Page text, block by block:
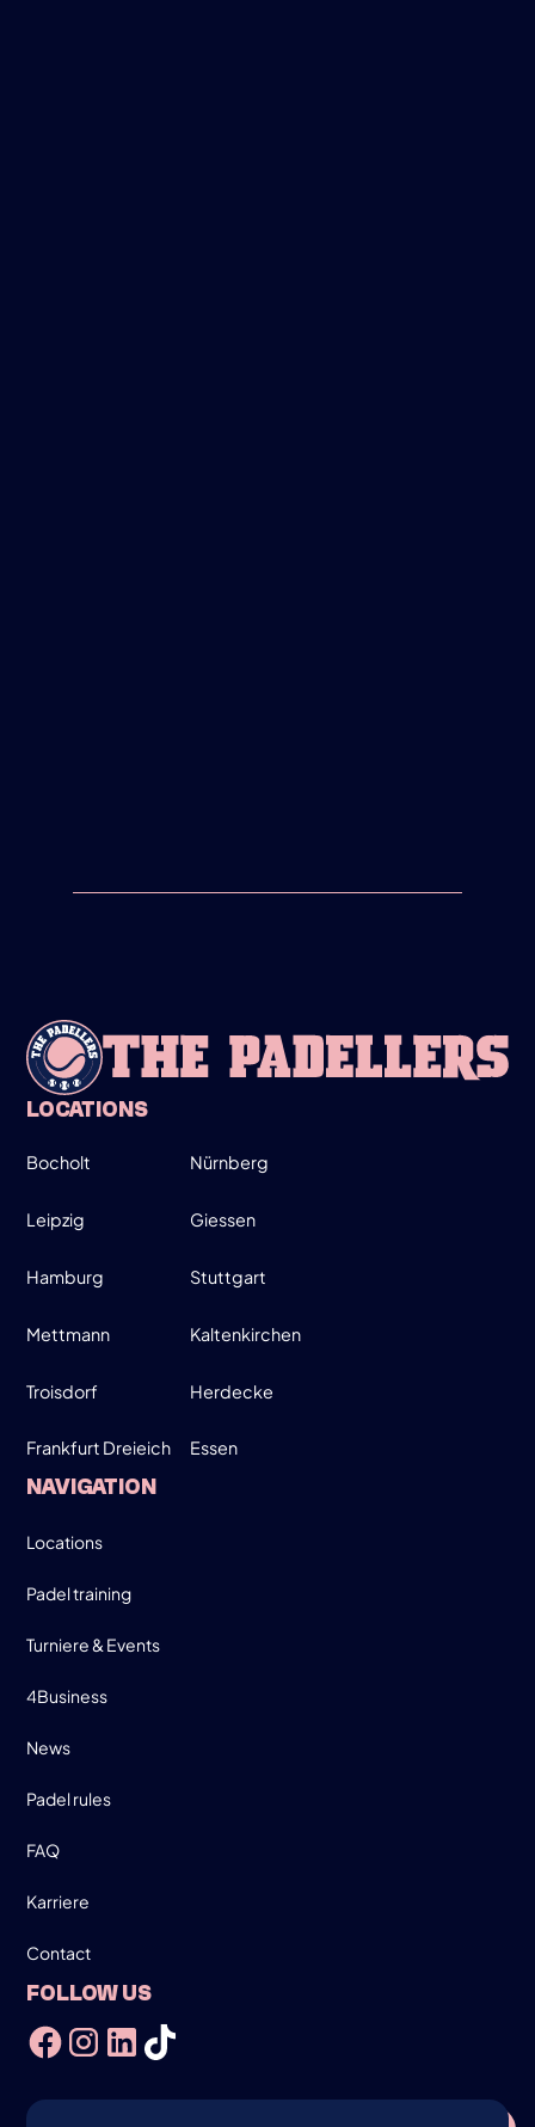
NEU
23/3/26
PADELLERS
LOCATIONS
Bocholt Nürnberg
Leipzig Giessen
Hamburg Stuttgart
Mettmann Kaltenkirchen
Troisdorf Herdecke
Frankfurt Dreieich Essen
NAVIGATION
Locations
Padel training
Turniere & Events
4Business
News
Padel rules
FAQ
Karriere
Contact
FOLLOW US